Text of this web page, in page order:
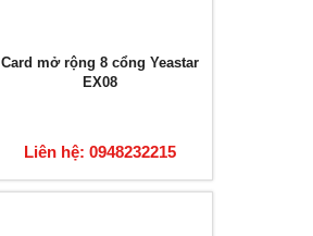
Card mở rộng 8 cổng Yeastar
EX08
Liên hệ: 0948232215